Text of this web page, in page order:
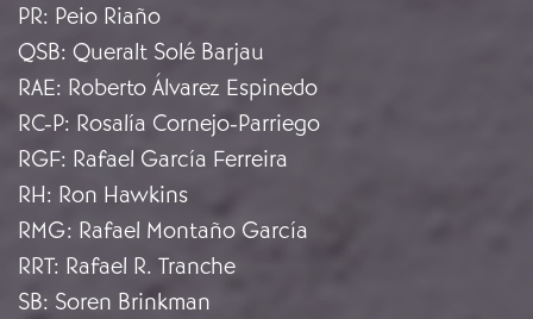
PR: Peio Riaño
QSB: Queralt Solé Barjau
RAE: Roberto Álvarez Espinedo
RC-P: Rosalía Cornejo-Parriego
RGF: Rafael García Ferreira
RH: Ron Hawkins
RMG: Rafael Montaño García
RRT: Rafael R. Tranche
SB: Soren Brinkman